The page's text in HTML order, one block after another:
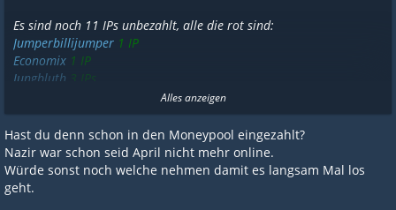
Es sind noch 11 IPs unbezahlt, alle die rot sind:
Jumperbillijumper 1 IP
Economix 1 IP
Jungbluth 3 IPs
Nazir78610 IPs
CrazyJim 1 IP
Tyrael max. 10 IPs
eleven 2 IPs
matze199
Alles anzeigen
Hast du denn schon in den Moneypool eingezahlt?
Nazir war schon seid April nicht mehr online.
Würde sonst noch welche nehmen damit es langsam Mal los
geht.